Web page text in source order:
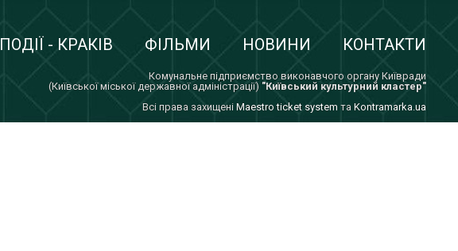
ПОДІЇ - КРАКІВ ФІЛЬМИ НОВИНИ КОНТАКТИ
Комунальне підприємство виконавчого органу Київради
(Київської міської державної адміністрації) "Київський культурний кластер"
Всi права захищенi Maestro ticket system та Kontramarka.ua